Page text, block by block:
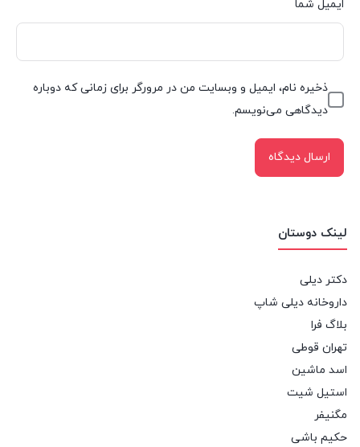
لینک دوستان
دکتر دیلی
داروخانه دیلی شاپ
بلاگ فرا
تهران قوطی
اسد ماشین
استیل شیت
مگنیفر
حکیم باشی
ایمیل شما
ذخیره نام، ایمیل و وبسایت من در مرورگر برای زمانی که دوباره
دیدگاهی می‌نویسم.